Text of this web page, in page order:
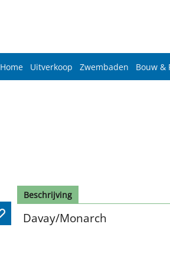
Home Uitverkoop Zwembaden Bouw &
Beschrijving
Davay/Monarch